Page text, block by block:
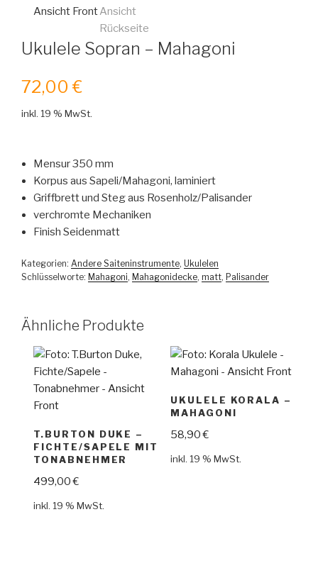
Ukulele Sopran – Mahagoni
72,00 €
inkl. 19 % MwSt.
Mensur 350 mm
Korpus aus Sapeli/Mahagoni, laminiert
Griffbrett und Steg aus Rosenholz/Palisander
verchromte Mechaniken
Finish Seidenmatt
Kategorien: Andere Saiteninstrumente, Ukulelen
Schlüsselworte: Mahagoni, Mahagonidecke, matt, Palisander
Ähnliche Produkte
T.BURTON DUKE –
FICHTE/SAPELE MIT
TONABNEHMER
499,00€
inkl. 19 % MwSt.
UKULELE KORALA –
MAHAGONI
58,90€
inkl. 19 % MwSt.